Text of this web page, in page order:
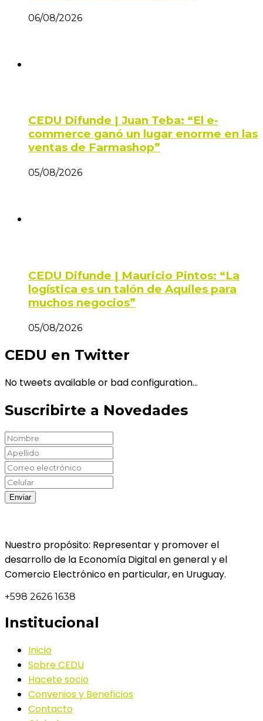
06/08/2026
CEDU Difunde | Juan Teba: “El e-
commerce ganó un lugar enorme en las
ventas de Farmashop”
05/08/2026
CEDU Difunde | Mauricio Pintos: “La
logística es un talón de Aquiles para
muchos negocios”
05/08/2026
CEDU en Twitter
No tweets available or bad configuration...
Suscribirte a Novedades
Nuestro propósito: Representar y promover el
desarrollo de la Economía Digital en general y el
Comercio Electrónico en particular, en Uruguay.
+598 2626 1638
Institucional
Inicio
Sobre CEDU
Hacete socio
Convenios y Beneficios
Contacto